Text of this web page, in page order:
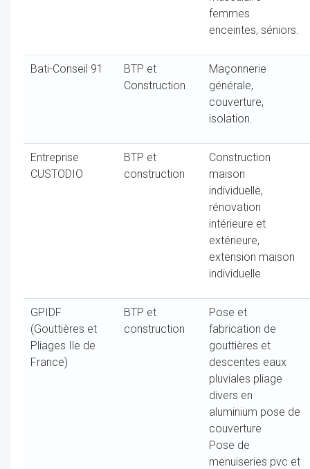
femmes
enceintes, séniors.
Bati-Conseil 91
BTP et
Construction
Maçonnerie
générale,
couverture,
isolation.
Entreprise
CUSTODIO
BTP et
construction
Construction
maison
individuelle,
rénovation
intérieure et
extérieure,
extension maison
individuelle
GPIDF
(Gouttières et
Pliages Ile de
France)
BTP et
construction
Pose et
fabrication de
gouttières et
descentes eaux
pluviales pliage
divers en
aluminium pose de
couverture
Pose de
menuiseries pvc et